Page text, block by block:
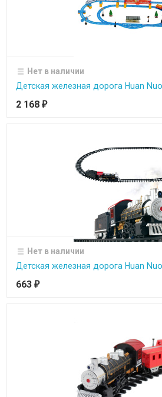
Нет в наличии
Детская железная дорога Huan
2 168 ₽
Нет в наличии
Детская железная дорога Huan
663 ₽